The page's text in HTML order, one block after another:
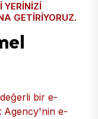
GETIRIYORUZ.
bir e-
Agency'nin e-